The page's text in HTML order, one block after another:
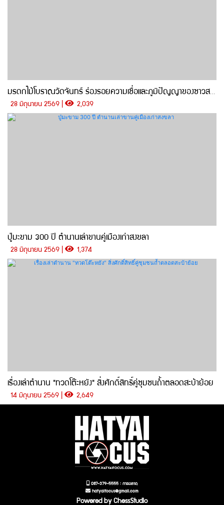
มรดกไม้โบราณวัดจันทร์ ร่องรอยความเชื่อและภูมิปัญญาของชาวสทิงพระ
28 มิถุนายน 2569 | 2,039
ปู่มะขาม 300 ปี ตำนานเล่าขานคู่เมืองเก่าสงขลา
28 มิถุนายน 2569 | 1,374
เรื่องเล่าตำนาน "ทวดโต๊ะหยัง" สิ่งศักดิ์สิทธิ์คู่ชุมชนถ้ำตลอดสะบ้าย้อย
14 มิถุนายน 2569 | 2,649
087-379-5555 : การตลาด
hatyaifocus@gmail.com
Powered by ChessStudio